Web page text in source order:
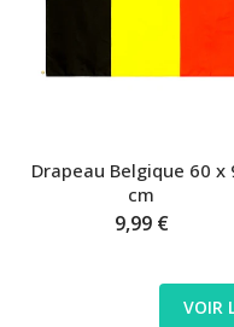
Drapeau Belgique 60 x
cm
9,99 €
VOIR